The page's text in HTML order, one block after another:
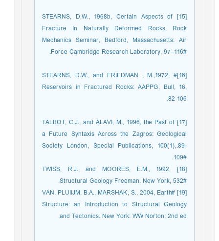
[15] STEARNS, D.W., 1968b, Certain Aspects of
Fracture In Naturally Deformed Rocks, Rock
Mechanics Seminar, Bedford, Massachusetts: Air
Force Cambridge Research Laboratory, 97–116#.
[16]# STEARNS, D.W., and FRIEDMAN , M.,1972,
Reservoirs in Fractured Rocks: AAPPG, Bull, 16,
82-106.
[17] TALBOT, C.J., and ALAVI, M., 1996, the Past of
a Future Syntaxis Across the Zagros: Geological
Society London, Special Publications, 100(1),.89-
109#.‏
[18] TWISS, R.J., and MOORES, E.M., 1992,
Structural Geology Freeman. New York, 532#.‏
[19] #VAN, PLUIIJM, B.A., MARSHAK, S., 2004, Earth
Structure: an Introduction to Structural Geology
and Tectonics. New York: WW Norton; 2nd ed.‏